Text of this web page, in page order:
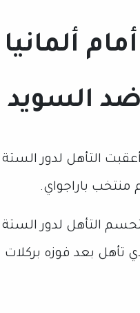
ألمانيا
ضد السويد
التأهل لدور الستة
التأهل لدور الستة
تأهل بعد فوزه بركلات